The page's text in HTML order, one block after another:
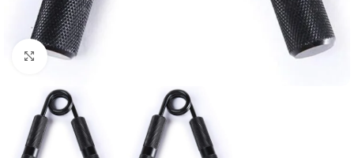
Suurendamiseks klõpsake